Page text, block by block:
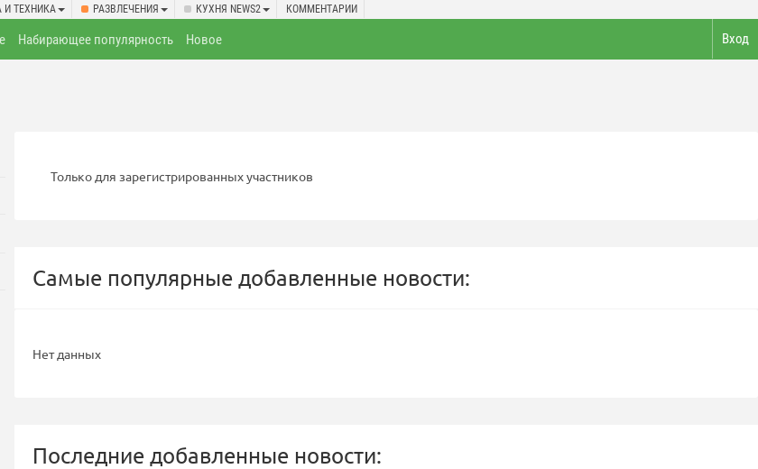
И ТЕХНИКА РАЗВЛЕЧЕНИЯ КУХНЯ NEWS2 КОММЕНТАРИИ
Вход
Набирающее популярность Новое
Только для зарегистрированных участников
Самые популярные добавленные новости:
Нет данных
Последние добавленные новости: